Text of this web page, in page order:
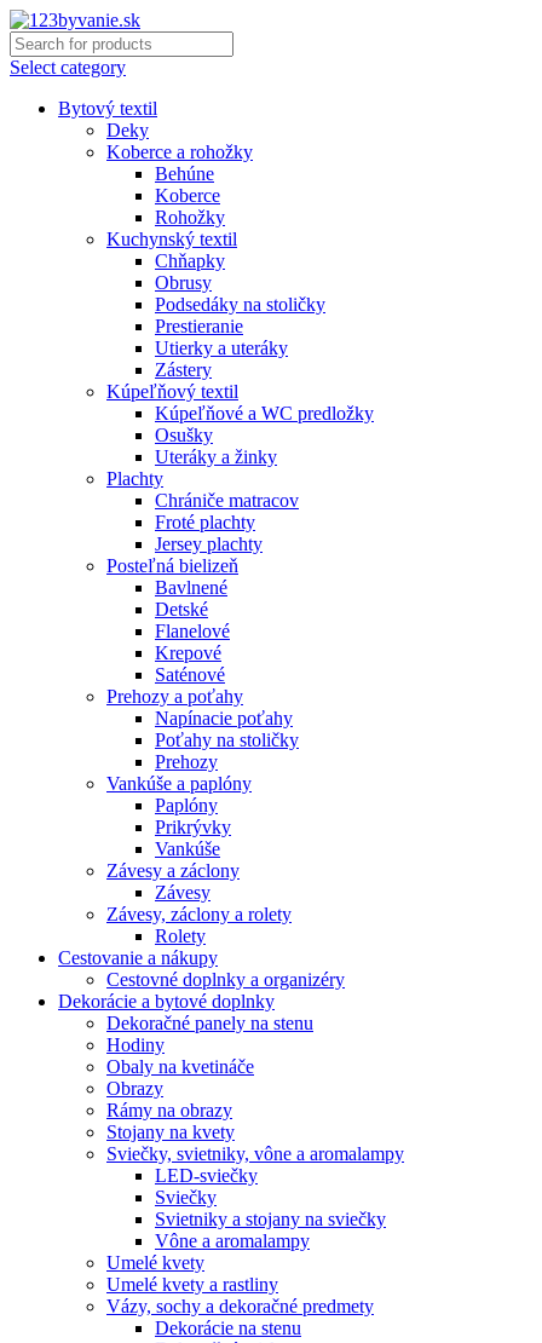
Select category
Bytový textil
Deky
Koberce a rohožky
Behúne
Koberce
Rohožky
Kuchynský textil
Chňapky
Obrusy
Podsedáky na stoličky
Prestieranie
Utierky a uteráky
Zástery
Kúpeľňový textil
Kúpeľňové a WC predložky
Osušky
Uteráky a žinky
Plachty
Chrániče matracov
Froté plachty
Jersey plachty
Posteľná bielizeň
Bavlnené
Detské
Flanelové
Krepové
Saténové
Prehozy a poťahy
Napínacie poťahy
Poťahy na stoličky
Prehozy
Vankúše a paplóny
Paplóny
Prikrývky
Vankúše
Závesy a záclony
Závesy
Závesy, záclony a rolety
Rolety
Cestovanie a nákupy
Cestovné doplnky a organizéry
Dekorácie a bytové doplnky
Dekoračné panely na stenu
Hodiny
Obaly na kvetináče
Obrazy
Rámy na obrazy
Stojany na kvety
Sviečky, svietniky, vône a aromalampy
LED-sviečky
Sviečky
Svietniky a stojany na sviečky
Vône a aromalampy
Umelé kvety
Umelé kvety a rastliny
Vázy, sochy a dekoračné predmety
Dekorácie na stenu